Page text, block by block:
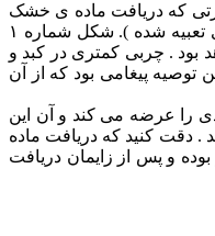
ی اجباری شدند (به صورتی که دریافت ماده ی خشک
آنها کاهش نیافت ) مقایسه گردیدند ٬ گاوهایی که به طور اجباری تغذیه شده اند ٬ تمام پس مانده ی آخور آنها به صورت دست ی وارد شکمبه آنها شد (از طریق فیستول بادریچه ی تعبیه شده ). شکل شماره ۱
٬وضعیت آنها پس از زایمان بهتر از گروه شاهد بود . چربی کمتری در کبد و
توصیه پیغامی بود که از آن
را عرضه می کند و آن این
ی خشک با محدودیت را نشان می دهد . دقت کنید که دریافت ماده
گروه شاهد (طبیعی) در قبل از زایمان برابر است . تحقیق دانشگاه ایلینویز نشان داد که چربی کبد گاوهای تغذیه شده با روش محدودیت ٬ کمتر بوده و پس از زایمان دریافت